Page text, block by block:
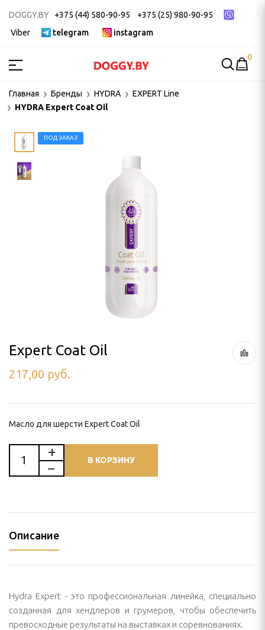
DOGGY.BY +375 (44) 580-90-95
+375 (25) 980-90-95
Viber
telegram instagram
ГРУМИНГА
0
Главная Бренды HYDRA
EXPERT Line
HYDRA Expert Coat Oil
ПОД ЗАКАЗ
Expert Coat Oil
217,00 руб.
Масло для шерсти Expert Coat Oil
В КОРЗИНУ
Описание
Hydra Expert - это профессиональная линейка, специально
созданная для хендлеров и грумеров, чтобы обеспечить
превосходные результаты на выставках и соревнованиях.